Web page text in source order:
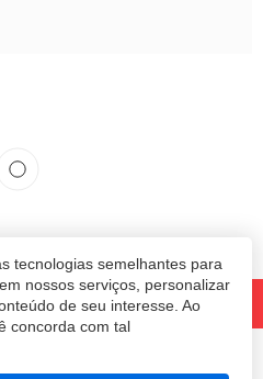
tecnologias semelhantes para
nossos serviços, personalizar
de seu interesse. Ao
concorda com tal